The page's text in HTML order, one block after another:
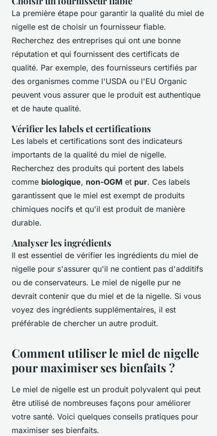
La première étape pour garantir la qualité du miel de
nigelle est de choisir un fournisseur fiable.
Recherchez des entreprises qui ont une bonne
réputation et qui fournissent des certificats de
qualité. Par exemple, des fournisseurs certifiés par
des organismes comme l'USDA ou l'EU Organic
peuvent vous assurer que le produit est authentique
et de haute qualité.
Vérifier les labels et certifications
Les labels et certifications sont des indicateurs
importants de la qualité du miel de nigelle.
Recherchez des produits qui portent des labels
comme biologique, non-OGM et pur. Ces labels
garantissent que le miel est exempt de produits
chimiques nocifs et qu'il est produit de manière
durable.
Analyser les ingrédients
Il est essentiel de vérifier les ingrédients du miel de
nigelle pour s'assurer qu'il ne contient pas d'additifs
ou de conservateurs. Le miel de nigelle pur ne
devrait contenir que du miel et de la nigelle. Si vous
voyez des ingrédients supplémentaires, il est
préférable de chercher un autre produit.
Comment utiliser le miel de nigelle
pour maximiser ses bienfaits ?
Le miel de nigelle est un produit polyvalent qui peut
être utilisé de nombreuses façons pour améliorer
votre santé. Voici quelques conseils pratiques pour
maximiser ses bienfaits.